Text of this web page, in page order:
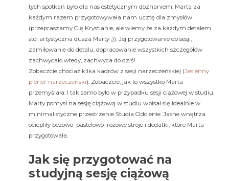
tych spotkań było dla nas estetycznym doznaniem. Marta za
każdym razem przygotowywała nam ucztę dla zmysłów
(przepraszamy Cię Krystianie, ale wiemy że za każdym detalem
stoi artystyczna dusza Marty ;)). Jej przygotowanie do sesji,
zamiłowanie do detalu, dopracowanie wszystkich szczegółów
zachwycało wtedy, zachwyca do dziś!
Zobaczcie chociaż kilka kadrów z sesji narzeczeńskiej (Jesienny
plener narzeczeński). Zobaczcie, jak to wszystko Marta
przemyślała. I tak samo było w przypadku sesji ciążowej w studiu.
Marty pomysł na sesję ciążową w studiu wpisał się idealnie w
minimalistyczne przestrzenie Studia Odcienie. Jasne wnętrza
ociepliły beżowo–pastelowo–różowe stroje i dodatki, które Marta
przygotowała.
Jak się przygotować na
studyjną sesję ciążową